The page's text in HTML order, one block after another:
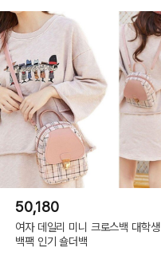
50,180
여자 데일리 미니 크로스백 대학생
백팩 인기 숄더백